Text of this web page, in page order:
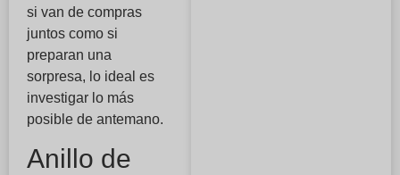
si van de compras
juntos como si
preparan una
sorpresa, lo ideal es
investigar lo más
posible de antemano.
Anillo de